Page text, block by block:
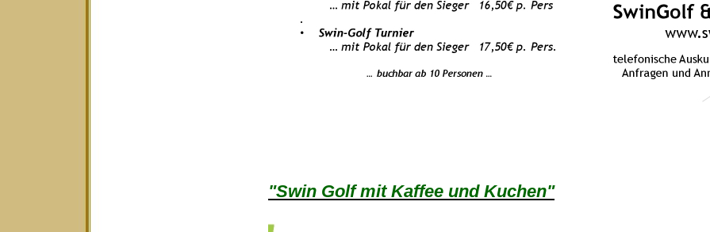
"Swin Golf mit Kaffee und Kuchen"